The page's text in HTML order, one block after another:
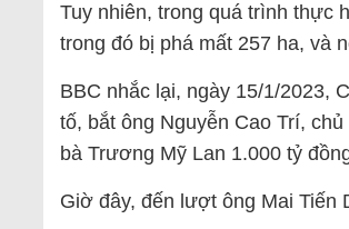
Tuy nhiên, trong quá trình thực
trong đó bị phá mất 257 ha, và
BBC nhắc lại, ngày 15/1/2023,
tố, bắt ông Nguyễn Cao Trí,
bà Trương Mỹ Lan 1.000 tỷ
Giờ đây, đến lượt ông Mai Tiến